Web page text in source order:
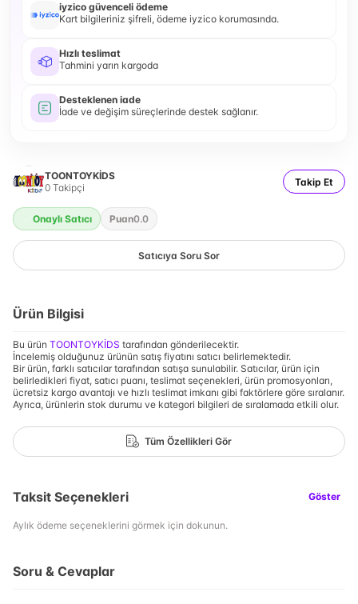
iyzico güvenceli ödeme
Kart bilgileriniz şifreli, ödeme iyzico korumasında.
Hızlı teslimat
Tahmini yarın kargoda
Desteklenen iade
İade ve değişim süreçlerinde destek sağlanır.
TOONTOYKİDS
0 Takipçi Takip Et
Onaylı Satıcı Puan0.0
Satıcıya Soru Sor
Ürün Bilgisi
Bu ürün TOONTOYKİDS tarafından gönderilecektir.
İncelemiş olduğunuz ürünün satış fiyatını satıcı belirlemektedir.
Bir ürün, farklı satıcılar tarafından satışa sunulabilir. Satıcılar, ürün için
belirledikleri fiyat, satıcı puanı, teslimat seçenekleri, ürün promosyonları,
ücretsiz kargo avantajı ve hızlı teslimat imkanı gibi faktörlere göre sıralanır.
Ayrıca, ürünlerin stok durumu ve kategori bilgileri de sıralamada etkili olur.
Tüm Özellikleri Gör
Taksit Seçenekleri Göster
Aylık ödeme seçeneklerini görmek için dokunun.
Soru & Cevaplar